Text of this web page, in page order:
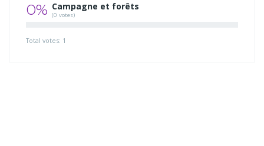
0% Campagne et forêts
(0 votes)
Total votes: 1